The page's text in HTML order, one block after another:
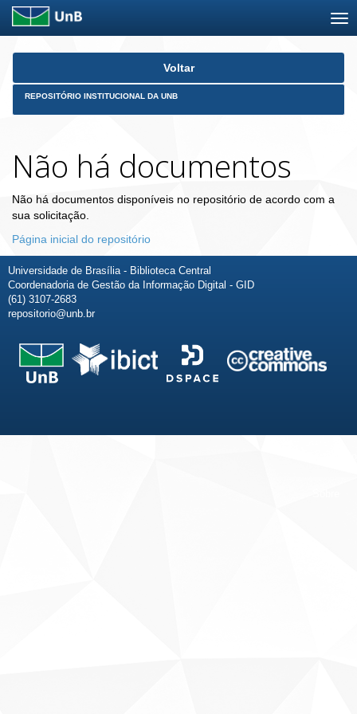
Skip
Voltar
REPOSITÓRIO INSTITUCIONAL DA UNB
Não há documentos
Não há documentos disponíveis no repositório de acordo com a
sua solicitação.
Página inicial do repositório
Universidade de Brasília - Biblioteca Central
Coordenadoria de Gestão da Informação Digital - GID
(61) 3107-2683
repositorio@unb.br